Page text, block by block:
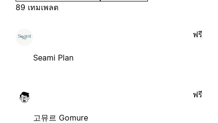
89 เทมเพลต
Seami Plan
ฟรี
고뮤르 Gomure
ฟรี